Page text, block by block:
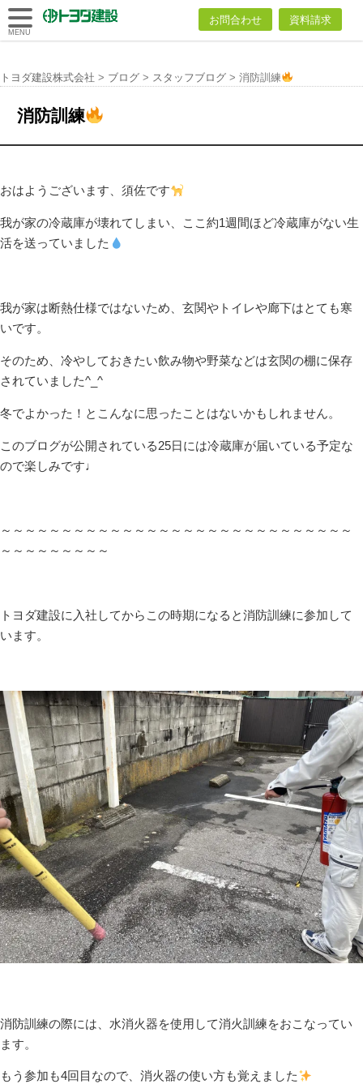
トヨダ建設
お問合わせ 資料請求
MENU
トヨダ建設株式会社 > ブログ > スタッフブログ > 消防訓練
消防訓練
おはようございます、須佐です
我が家の冷蔵庫が壊れてしまい、ここ約1週間ほど冷蔵庫がない生
活を送っていました
我が家は断熱仕様ではないため、玄関やトイレや廊下はとても寒
いです。
そのため、冷やしておきたい飲み物や野菜などは玄関の棚に保存
されていました^_^
冬でよかった！とこんなに思ったことはないかもしれません。
このブログが公開されている25日には冷蔵庫が届いている予定な
ので楽しみです♩
～～～～～～～～～～～～～～～～～～～～～～～～～～～～～
～～～～～～～～～
トヨダ建設に入社してからこの時期になると消防訓練に参加して
います。
消防訓練の際には、水消火器を使用して消火訓練をおこなってい
ます。
もう参加も4回目なので、消火器の使い方も覚えました